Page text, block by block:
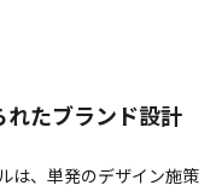
たブランド設計
は、単発のデザイン施策